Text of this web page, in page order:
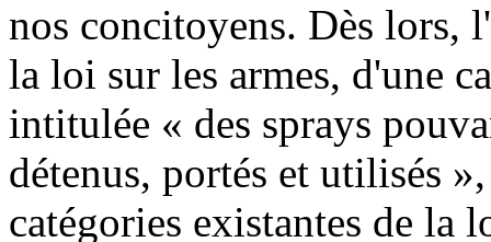
nos concitoyens. Dès lors,
la loi sur les armes, d'une
intitulée « des sprays
détenus, portés et utilisés
catégories existantes de la